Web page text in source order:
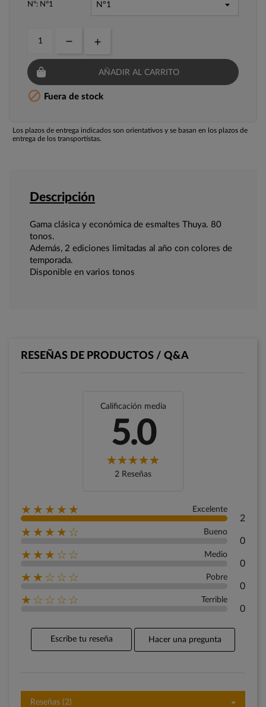
Nº: Nº1
AÑADIR AL CARRITO
 Fuera de stock
Los plazos de entrega indicados son orientativos y se basan en los plazos de
entrega de los transportistas.
Descripción
Gama clásica y económica de esmaltes Thuya. 80
tonos.
Además, 2 ediciones limitadas al año con colores de
temporada.
Disponible en varios tonos
RESEÑAS DE PRODUCTOS / Q&A
Calificación media
5.0
2 Reseñas
★★★★★ Excelente
2
★★★★☆ Bueno
0
★★★☆☆ Medio
0
★★☆☆☆ Pobre
0
★☆☆☆☆ Terrible
0
Escribe tu reseña Hacer una pregunta
Reseñas (2)